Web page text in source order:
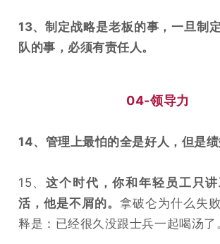
13、制定战略是老板的事，一旦制
队的事，必须有责任人。
04-领导力
14、管理上最怕的全是好人，但是绩
15、这个时代，你和年轻员工只
活，他是不屑的。拿破仑为什么失
释是：已经很久没跟士兵一起喝汤了